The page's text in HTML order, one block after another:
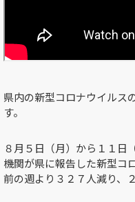
県内の新型コロナウイルス
す。
８月５日（月）から１１日
機関が県に報告した新型コ
前の週より３２７人減り、